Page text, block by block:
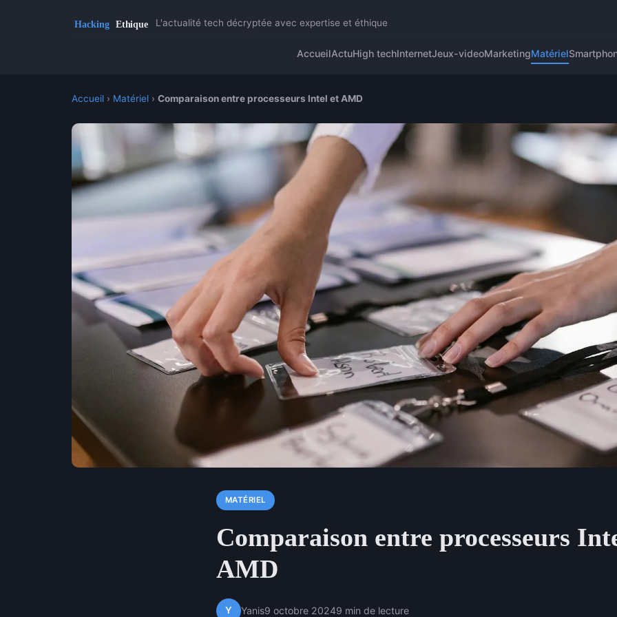
L'actualité tech décryptée avec expertise et éthique
AccueilActuHigh techInternetJeux-videoMarketingMatériel
Accueil › Matériel › Comparaison entre processeurs Intel et AMD
MATÉRIEL
Comparaison entre processeurs
AMD
Y Yanis9 octobre 20249 min de lecture